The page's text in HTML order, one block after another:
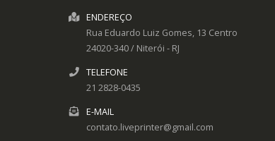
ENDEREÇO
Rua Eduardo Luiz Gomes, 13 Centro
24020-340/ Niterói - RJ
TELEFONE
21 2828-0435
E-MAIL
contato.liveprinter@gmail.com